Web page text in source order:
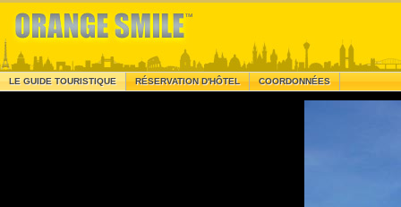
LE GUIDE TOURISTIQUE RÉSERVATION D'HÔTEL COORDONNÉES